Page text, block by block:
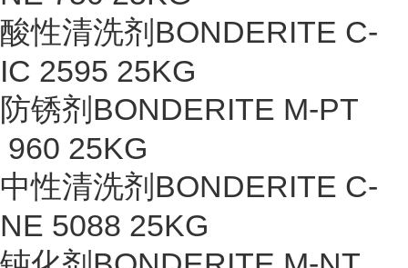
酸性清洗剂BONDERITE C-
IC 2595 25KG
防锈剂BONDERITE M-PT
960 25KG
中性清洗剂BONDERITE C-
NE 5088 25KG